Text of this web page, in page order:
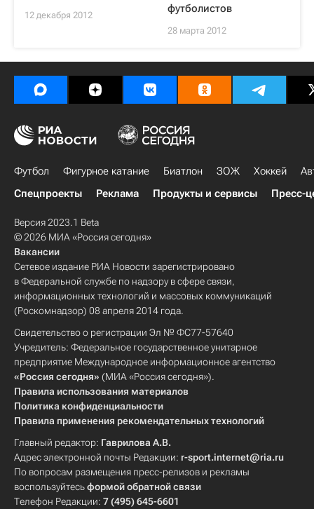
12 декабря 2012
футболистов
28 марта 2012
Футбол Фигурное катание Биатлон ЗОЖ Хоккей
Спецпроекты
Реклама Продукты и сервисы Пресс-
Версия 2023.1 Beta
© 2026 МИА «Россия сегодня»
Вакансии
Сетевое издание РИА Новости зарегистрировано
в Федеральной службе по надзору в сфере связи,
информационных технологий и массовых коммуникаций
(Роскомнадзор) 08 апреля 2014 года.
Свидетельство о регистрации Эл № ФС77-57640
Учредитель: Федеральное государственное унитарное
предприятие Международное информационное агентство
«Россия сегодня» (МИА «Россия сегодня»).
Правила использования материалов
Политика конфиденциальности
Правила применения рекомендательных технологий
Главный редактор: Гаврилова А.В.
Адрес электронной почты Редакции: r-sport.internet@ria.ru
По вопросам размещения пресс-релизов и рекламы
воспользуйтесьформой обратной связи
Телефон Редакции: 7 (495) 645-6601